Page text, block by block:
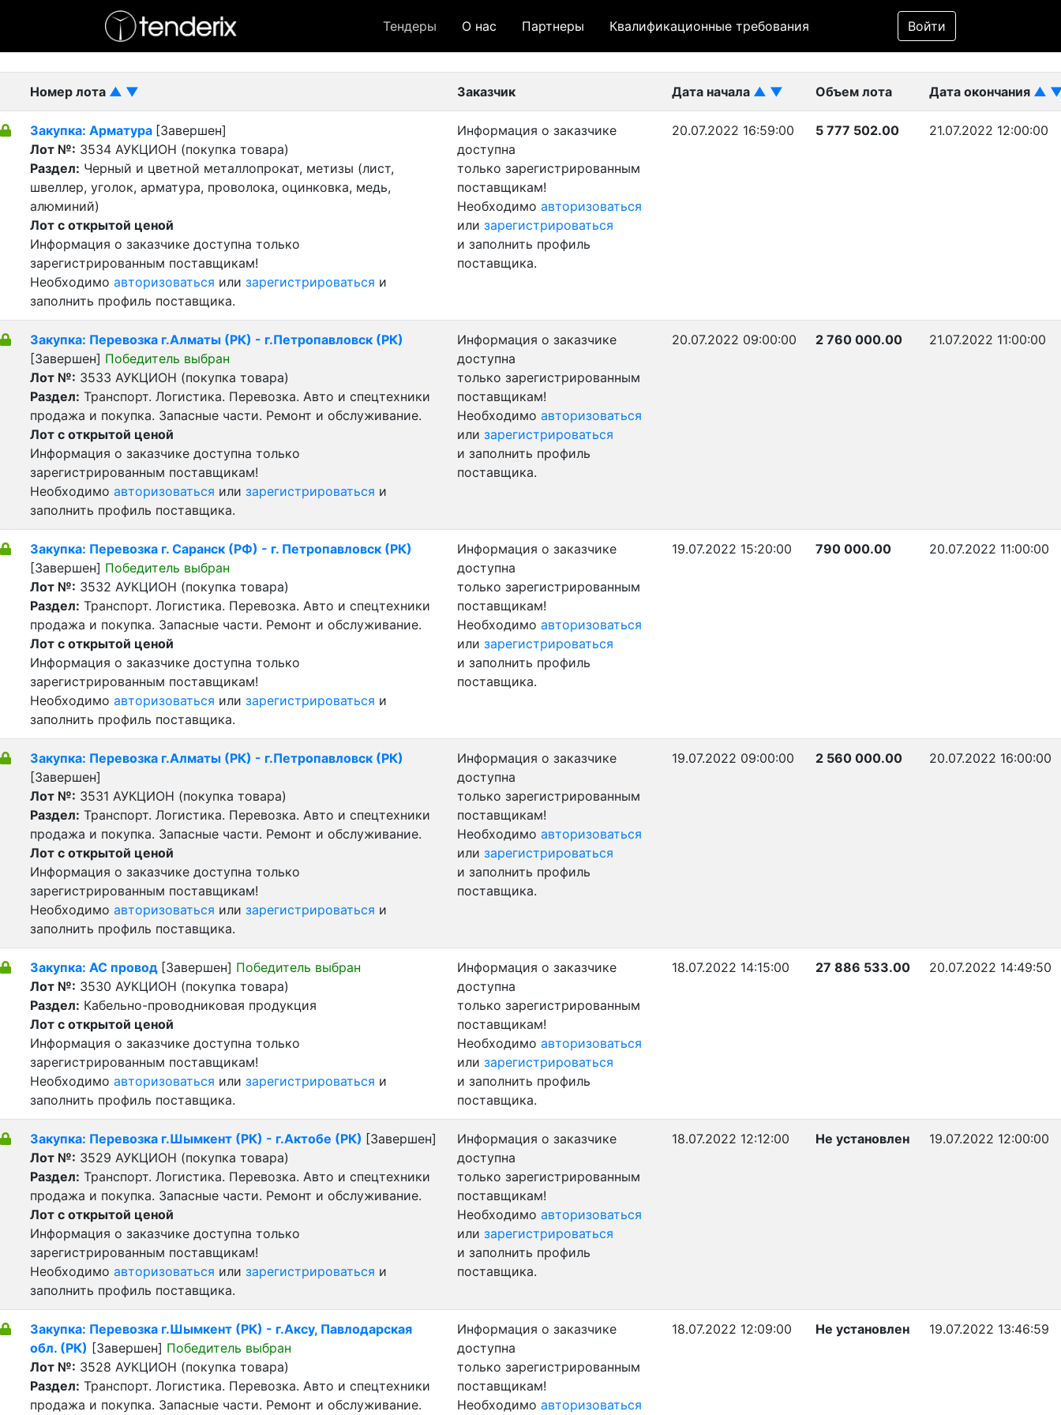
Тендеры О нас Партнеры Квалификационные требования Войти
Фильтр
- Завершенный лот
Номер лота ▲ ▼ Заказчик Дата начала ▲ ▼ Объем лота Дата окончания ▲
Закупка: Арматура [Завершен]
Лот №: 3534 АУКЦИОН (покупка товара)
Раздел: Черный и цветной металлопрокат, метизы (лист,
швеллер, уголок, арматура, проволока, оцинковка, медь,
алюминий)
Лот с открытой ценой
Информация о заказчике доступна только
зарегистрированным поставщикам!
Необходимо авторизоваться или зарегистрироваться и
заполнить профиль поставщика.
Информация о заказчике
доступна
только зарегистрированным
поставщикам!
Необходимо авторизоваться
или зарегистрироваться
и заполнить профиль
поставщика.
20.07.2022 16:59:00 5 777 502.00 21.07.2022 12:00:00
Закупка: Перевозка г.Алматы (РК) - г.Петропавловск (РК)
[Завершен] Победитель выбран
Лот №: 3533 АУКЦИОН (покупка товара)
Раздел: Транспорт. Логистика. Перевозка. Авто и спецтехники
продажа и покупка. Запасные части. Ремонт и обслуживание.
Лот с открытой ценой
Информация о заказчике доступна только
зарегистрированным поставщикам!
Необходимо авторизоваться или зарегистрироваться и
заполнить профиль поставщика.
Информация о заказчике
доступна
только зарегистрированным
поставщикам!
Необходимо авторизоваться
или зарегистрироваться
и заполнить профиль
поставщика.
20.07.2022 09:00:00 2 760 000.00 21.07.2022 11:00:00
Закупка: Перевозка г. Саранск (РФ) - г. Петропавловск (РК)
[Завершен] Победитель выбран
Лот №: 3532 АУКЦИОН (покупка товара)
Раздел: Транспорт. Логистика. Перевозка. Авто и спецтехники
продажа и покупка. Запасные части. Ремонт и обслуживание.
Лот с открытой ценой
Информация о заказчике доступна только
зарегистрированным поставщикам!
Необходимо авторизоваться или зарегистрироваться и
заполнить профиль поставщика.
Информация о заказчике
доступна
только зарегистрированным
поставщикам!
Необходимо авторизоваться
или зарегистрироваться
и заполнить профиль
поставщика.
19.07.2022 15:20:00 790 000.00 20.07.2022 11:00:00
Закупка: Перевозка г.Алматы (РК) - г.Петропавловск (РК)
[Завершен]
Лот №: 3531 АУКЦИОН (покупка товара)
Раздел: Транспорт. Логистика. Перевозка. Авто и спецтехники
продажа и покупка. Запасные части. Ремонт и обслуживание.
Лот с открытой ценой
Информация о заказчике доступна только
зарегистрированным поставщикам!
Необходимо авторизоваться или зарегистрироваться и
заполнить профиль поставщика.
Информация о заказчике
доступна
только зарегистрированным
поставщикам!
Необходимо авторизоваться
или зарегистрироваться
и заполнить профиль
поставщика.
19.07.2022 09:00:00 2 560 000.00 20.07.2022 16:00:00
Закупка: АС провод [Завершен] Победитель выбран
Лот №: 3530 АУКЦИОН (покупка товара)
Раздел: Кабельно-проводниковая продукция
Лот с открытой ценой
Информация о заказчике доступна только
зарегистрированным поставщикам!
Необходимо авторизоваться или зарегистрироваться и
заполнить профиль поставщика.
Информация о заказчике
доступна
только зарегистрированным
поставщикам!
Необходимо авторизоваться
или зарегистрироваться
и заполнить профиль
поставщика.
18.07.2022 14:15:00 27 886 533.00 20.07.2022 14:49:50
Закупка: Перевозка г.Шымкент (РК) - г.Актобе (РК) [Завершен]
Лот №: 3529 АУКЦИОН (покупка товара)
Раздел: Транспорт. Логистика. Перевозка. Авто и спецтехники
продажа и покупка. Запасные части. Ремонт и обслуживание.
Лот с открытой ценой
Информация о заказчике доступна только
зарегистрированным поставщикам!
Необходимо авторизоваться или зарегистрироваться и
заполнить профиль поставщика.
Информация о заказчике
доступна
только зарегистрированным
поставщикам!
Необходимо авторизоваться
или зарегистрироваться
и заполнить профиль
поставщика.
18.07.2022 12:12:00 Не установлен 19.07.2022 12:00:00
Закупка: Перевозка г.Шымкент (РК) - г.Аксу, Павлодарская
обл. (РК) [Завершен] Победитель выбран
Лот №: 3528 АУКЦИОН (покупка товара)
Раздел: Транспорт. Логистика. Перевозка. Авто и спецтехники
продажа и покупка. Запасные части. Ремонт и обслуживание.
Информация о заказчике
доступна
только зарегистрированным
поставщикам!
Необходимо авторизоваться
18.07.2022 12:09:00 Не установлен 19.07.2022 13:46:59